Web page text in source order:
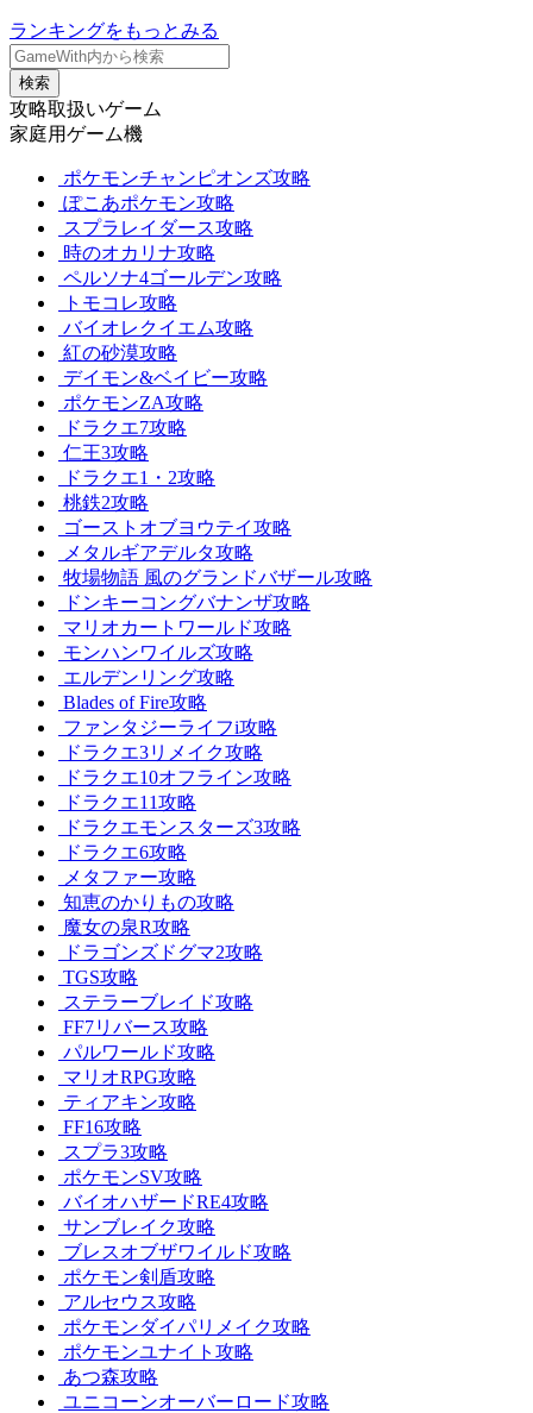
ランキングをもっとみる
検索
攻略取扱いゲーム
家庭用ゲーム機
ポケモンチャンピオンズ攻略
ぽこあポケモン攻略
スプラレイダース攻略
時のオカリナ攻略
ペルソナ4ゴールデン攻略
トモコレ攻略
バイオレクイエム攻略
紅の砂漠攻略
デイモン&ベイビー攻略
ポケモンZA攻略
ドラクエ7攻略
仁王3攻略
ドラクエ1・2攻略
桃鉄2攻略
ゴーストオブヨウテイ攻略
メタルギアデルタ攻略
牧場物語 風のグランドバザール攻略
ドンキーコングバナンザ攻略
マリオカートワールド攻略
モンハンワイルズ攻略
エルデンリング攻略
Blades of Fire攻略
ファンタジーライフi攻略
ドラクエ3リメイク攻略
ドラクエ10オフライン攻略
ドラクエ11攻略
ドラクエモンスターズ3攻略
ドラクエ6攻略
メタファー攻略
知恵のかりもの攻略
魔女の泉R攻略
ドラゴンズドグマ2攻略
TGS攻略
ステラーブレイド攻略
FF7リバース攻略
パルワールド攻略
マリオRPG攻略
ティアキン攻略
FF16攻略
スプラ3攻略
ポケモンSV攻略
バイオハザードRE4攻略
サンブレイク攻略
ブレスオブザワイルド攻略
ポケモン剣盾攻略
アルセウス攻略
ポケモンダイパリメイク攻略
ポケモンユナイト攻略
あつ森攻略
ユニコーンオーバーロード攻略